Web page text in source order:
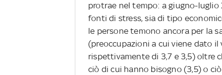
protrae nel tempo: a giugno-
fonti di stress, sia di tipo
le persone temono ancora per la
(preoccupazioni a cui viene dato il
rispettivamente di 3,7 e 3,5) oltre
ciò di cui hanno bisogno (3,5) o